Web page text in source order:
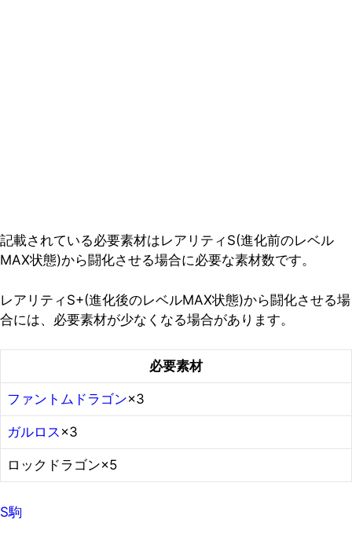
記載されている必要素材はレアリティS(進化前のレベル
MAX状態)から闘化させる場合に必要な素材数です。
レアリティS+(進化後のレベルMAX状態)から闘化させる場
合には、必要素材が少なくなる場合があります。
必要素材
ファントムドラゴン×3
ガルロス ×3
ロックドラゴン×5
S駒